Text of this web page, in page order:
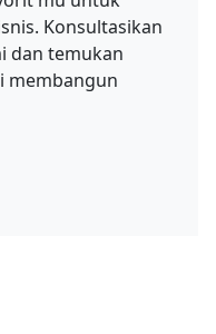
Konsultasikan
dan temukan
membangun